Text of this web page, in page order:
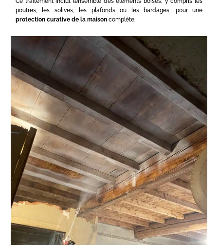
poutres, les solives, les plafonds ou les bardages, pour une
protection curative de la maison complète.